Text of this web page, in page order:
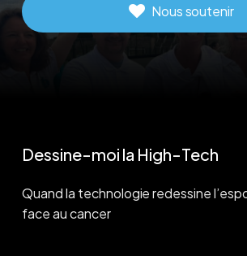
Nous soutenir
Dessine-moi la High-Tech
Quand la technologie redessine
face au cancer